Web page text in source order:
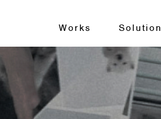
Works Solution